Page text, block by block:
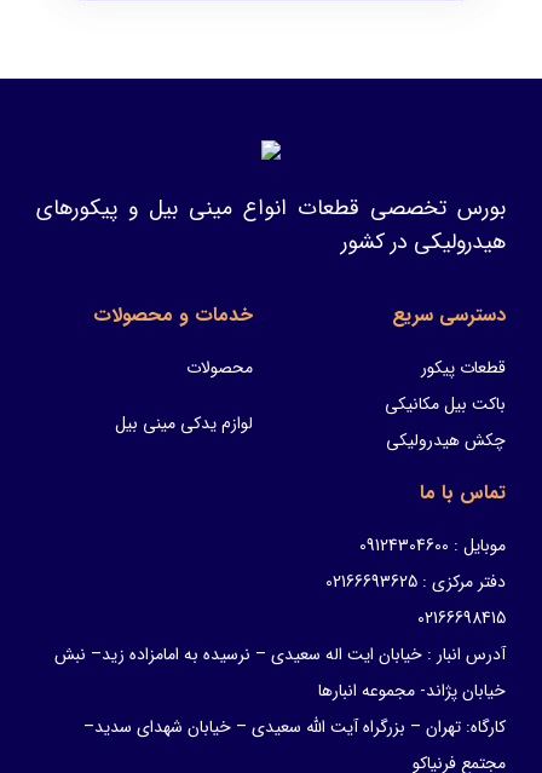
بورس تخصصی قطعات انواع مینی بیل و پیکورهای
هیدرولیکی در کشور
دسترسی سریع
قطعات پیکور
باکت بیل مکانیکی
چکش هیدرولیکی
خدمات و محصولات
محصولات
لوازم یدکی مینی بیل
تماس با ما
موبایل : 09124304600
دفتر مرکزی : 02166693625
02166698415
آدرس انبار : خیابان ایت اله سعیدی – نرسیده به امامزاده زید– نبش
خیابان پژاند- مجموعه انبارها
کارگاه: تهران – بزرگراه آیت الله سعیدی – خیابان شهدای سدید–
مجتمع فرنیاکو